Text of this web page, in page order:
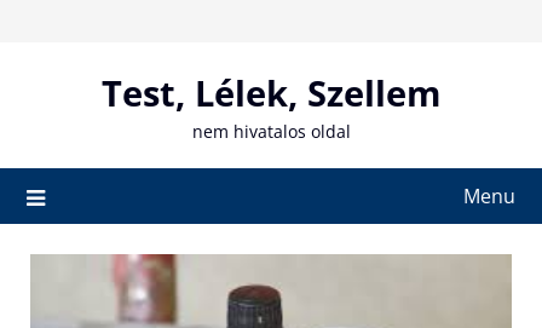
Test, Lélek, Szellem
nem hivatalos oldal
Menu